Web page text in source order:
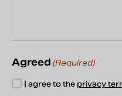
Agreed (Required)
I agree to the privacy